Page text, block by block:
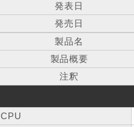
発表日
発売日
製品名
製品概要
注釈
CPU